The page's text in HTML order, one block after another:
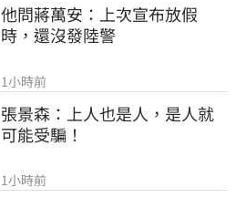
他問蔣萬安：上次宣布放假
時，還沒發陸警
1小時前
張景森：上人也是人，是人就
可能受騙！
1小時前